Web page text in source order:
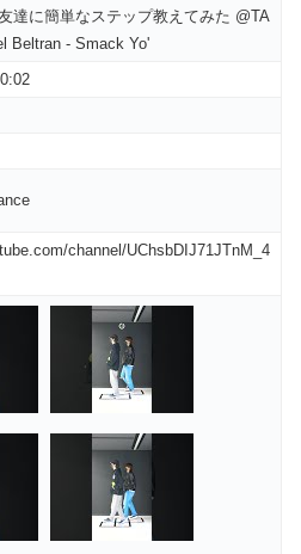
達に簡単なステップ教えてみた @TA
Beltran - Smack Yo'
channel/UChsbDIJ71JTnM_4